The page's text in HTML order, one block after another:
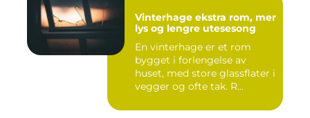
Vinterhage ekstra rom, mer
lys og lengre utesesong
En vinterhage er et rom
bygget i forlengelse av
huset, med store glassflater i
vegger og ofte tak. R...